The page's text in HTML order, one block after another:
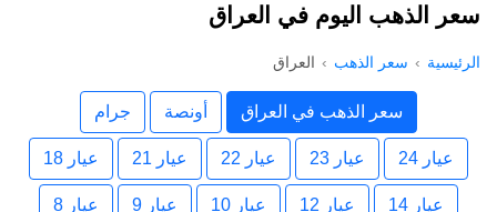
سعر الذهب اليوم في العراق
الرئيسية سعر الذهب العراق
سعر الذهب في العراق أونصة جرام
عيار 24 عيار 23 عيار 22 عيار 21 عيار 18
عيار 14 عيار 12 عيار 10 عيار 9 عيار 8